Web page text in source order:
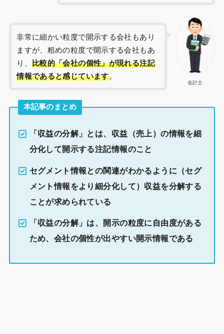
会計士
非常に細かい粒度で開示する会社もあり
ますが、粗めの粒度で開示する会社もあ
り、 比較的「会社の個性」が現れる注記
情報であると感じています。
本記事のまとめ
「収益の分解」とは、収益（売上）の情報を細
分化して開示する注記情報のこと
セグメント情報との関連がわかるように（セグ
メント情報をより細分化して）収益を分解する
ことが求められている
「収益の分解」は、開示の粒度に自由度がある
ため、会社の個性が出やすい開示情報である